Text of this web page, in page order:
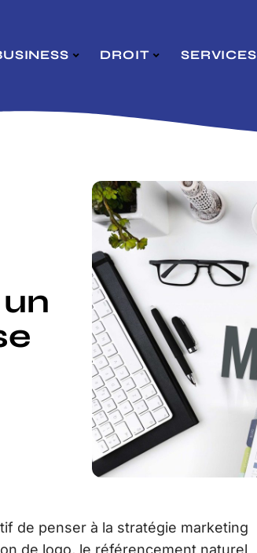
DROIT SERVICES
de penser à la stratégie marketing
de logo, le référencement naturel